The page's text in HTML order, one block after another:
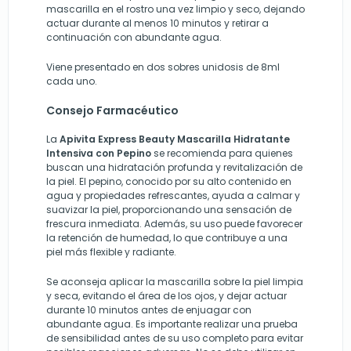
mascarilla en el rostro una vez limpio y seco, dejando
actuar durante al menos 10 minutos y retirar a
continuación con abundante agua.
Viene presentado en dos sobres unidosis de 8ml
cada uno.
Consejo Farmacéutico
La Apivita Express Beauty Mascarilla Hidratante
Intensiva con Pepinose recomienda para quienes
buscan una hidratación profunda y revitalización de
la piel. El pepino, conocido por su alto contenido en
agua y propiedades refrescantes, ayuda a calmar y
suavizar la piel, proporcionando una sensación de
frescura inmediata. Además, su uso puede favorecer
la retención de humedad, lo que contribuye a una
piel más flexible y radiante.
Se aconseja aplicar la mascarilla sobre la piel limpia
y seca, evitando el área de los ojos, y dejar actuar
durante 10 minutos antes de enjuagar con
abundante agua. Es importante realizar una prueba
de sensibilidad antes de su uso completo para evitar